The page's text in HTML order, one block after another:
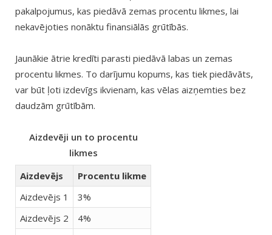
pakalpojumus, kas piedāvā zemas procentu likmes, lai
nekavējoties nonāktu finansiālās grūtībās.
Jaunākie ātrie kredīti parasti piedāvā labas un zemas
procentu likmes. To darījumu kopums, kas tiek piedāvāts,
var būt ļoti izdevīgs ikvienam, kas vēlas aizņemties bez
daudzām grūtībām.
Aizdevēji un to procentu
likmes
Aizdevējs
Procentu likme
Aizdevējs 1
3%
Aizdevējs 2
4%